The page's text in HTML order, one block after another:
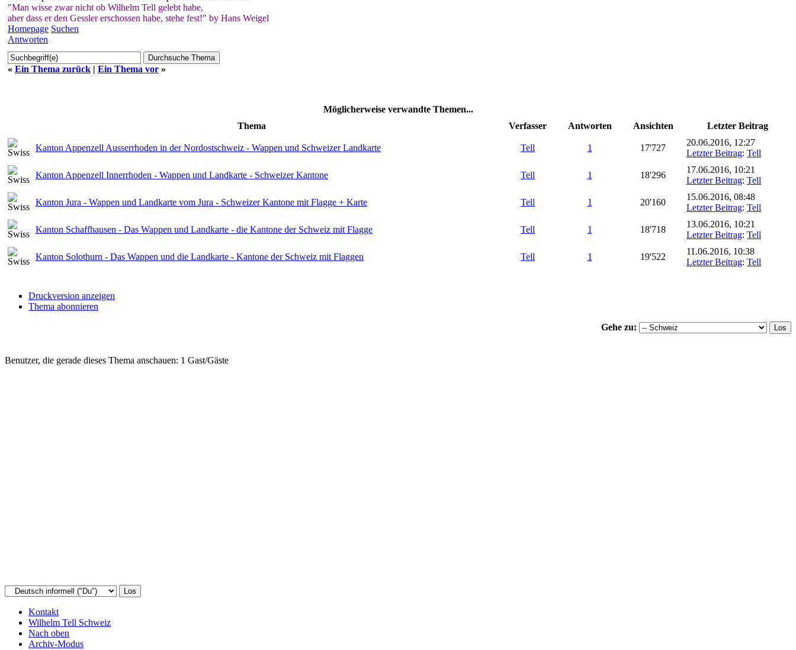
"Man wisse zwar nicht ob Wilhelm Tell gelebt habe,
aber dass er den Gessler erschossen habe, stehe fest!" by Hans Weigel
Homepage Suchen
Antworten
« Ein Thema zurück | Ein Thema vor »
Möglicherweise verwandte Themen...
Thema
Verfasser Antworten Ansichten Letzter Beitrag
Kanton Appenzell Ausserrhoden in der Nordostschweiz - Wappen und Schweizer Landkarte Tell 1 17'727
20.06.2016, 12:27
Letzter Beitrag: Tell
Kanton Appenzell Innerrhoden - Wappen und Landkarte - Schweizer Kantone Tell 1 18'296
17.06.2016, 10:21
Letzter Beitrag: Tell
Kanton Jura - Wappen und Landkarte vom Jura - Schweizer Kantone mit Flagge + Karte Tell 1 20'160
15.06.2016, 08:48
Letzter Beitrag: Tell
Kanton Schaffhausen - Das Wappen und Landkarte - die Kantone der Schweiz mit Flagge Tell 1 18'718
13.06.2016, 10:21
Letzter Beitrag: Tell
Kanton Solothurn - Das Wappen und die Landkarte - Kantone der Schweiz mit Flaggen Tell 1 19'522
11.06.2016, 10:38
Letzter Beitrag: Tell
Druckversion anzeigen
Thema abonnieren
Gehe zu:
Benutzer, die gerade dieses Thema anschauen: 1 Gast/Gäste
Kontakt
Wilhelm Tell Schweiz
Nach oben
Archiv-Modus